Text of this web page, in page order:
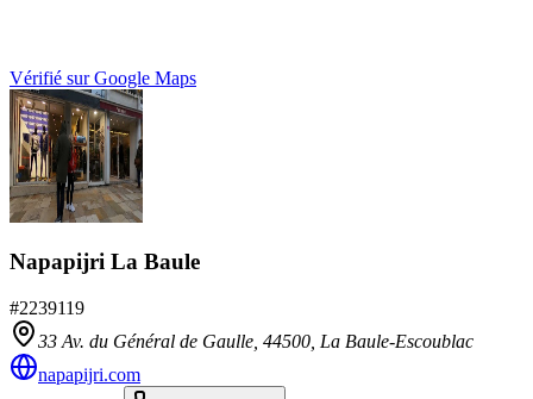
Vérifié sur Google Maps
Napapijri La Baule
#2239119
33 Av. du Général de Gaulle, 44500 La Baule-Escoublac
napapijri.com